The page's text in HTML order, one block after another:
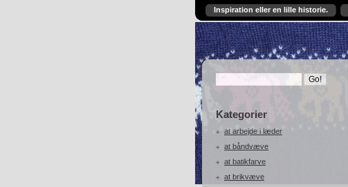
Inspiration eller en lille historie.
Kategorier
at arbejde i læder
at båndvæve
at batikfarve
at brikvæve